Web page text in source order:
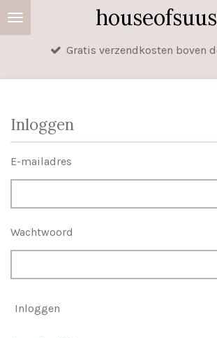
Ga
direct
houseofsuus
Gratis verzendkosten boven de € 100
Inloggen
E-mailadres
Wachtwoord
Inloggen